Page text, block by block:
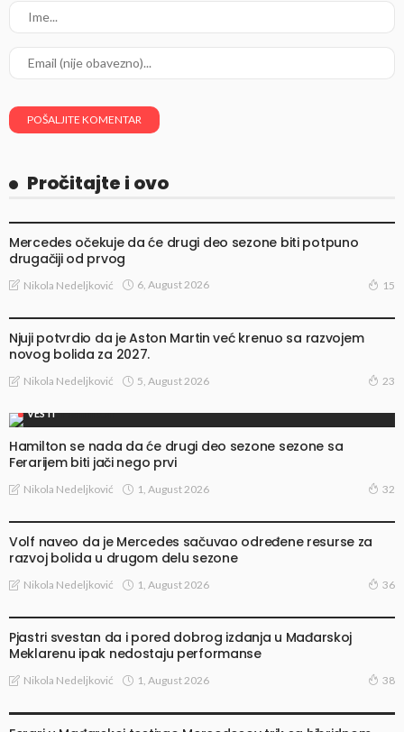
Pročitajte i ovo
Mercedes očekuje da će drugi deo sezone biti potpuno
drugačiji od prvog
Nikola Nedeljković 6, August 2026 15
Njuji potvrdio da je Aston Martin već krenuo sa razvojem
novog bolida za 2027.
Nikola Nedeljković 5, August 2026 23
VESTI
Hamilton se nada da će drugi deo sezone sezone sa
Ferarijem biti jači nego prvi
Nikola Nedeljković 1, August 2026 32
Volf naveo da je Mercedes sačuvao određene resurse za
razvoj bolida u drugom delu sezone
Nikola Nedeljković 1, August 2026 36
Pjastri svestan da i pored dobrog izdanja u Mađarskoj
Meklarenu ipak nedostaju performanse
Nikola Nedeljković 1, August 2026 38